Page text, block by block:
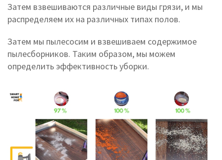
Затем взвешиваются различные виды грязи, и мы
распределяем их на различных типах полов.
Затем мы пылесосим и взвешиваем содержимое
пылесборников. Таким образом, мы можем
определить эффективность уборки.